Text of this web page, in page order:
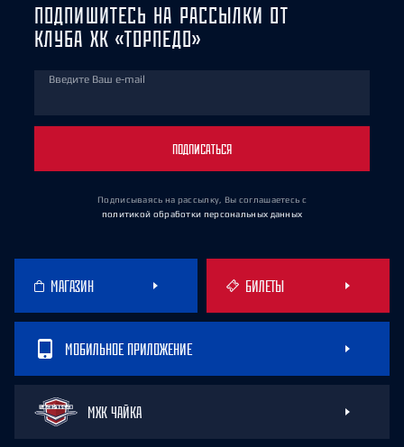
ПОДПИШИТЕСЬ НА РАССЫЛКИ ОТ
КЛУБА ХК «ТОРПЕДО»
Введите Ваш e-mail
ПОДПИСАТЬСЯ
Подписываясь на рассылку, Вы соглашаетесь с
политикой обработки персональных данных
МАГАЗИН БИЛЕТЫ
МОБИЛЬНОЕ ПРИЛОЖЕНИЕ
МХК ЧАЙКА